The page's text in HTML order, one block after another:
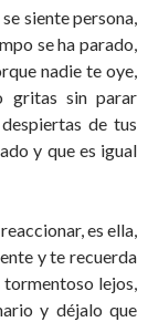
siente persona,
se ha parado,
nadie te oye,
gritas sin parar
de tus
y que es igual
es ella,
y te recuerda
tormentoso lejos,
y déjalo que